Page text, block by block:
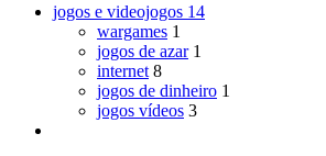
jogos e videojogos 14
wargames 1
jogos de azar 1
internet 8
jogos de dinheiro 1
jogos vídeos 3